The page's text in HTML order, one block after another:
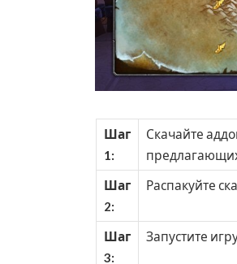
Шаг
1:
Скачайте
Шаг
2:
Распакуйте
Шаг
3:
Запустите